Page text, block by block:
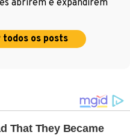
abrirem e expandirem
todos os posts